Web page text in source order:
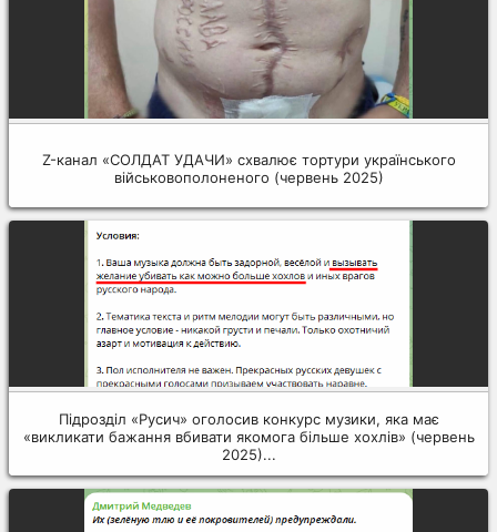
Z-канал «СОЛДАТ УДАЧИ» схвалює тортури українського
військовополоненого (червень 2025)
Підрозділ «Русич» оголосив конкурс музики, яка має
«викликати бажання вбивати якомога більше хохлів» (червень
2025)...